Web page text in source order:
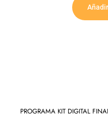
PROGRAMA KIT DIGITAL